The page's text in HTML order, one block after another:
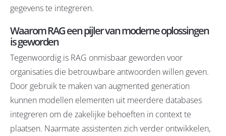
gegevens te integreren.
Waarom RAG een pijler van moderne oplossingen
is geworden
Tegenwoordig is RAG onmisbaar geworden voor
organisaties die betrouwbare antwoorden willen geven.
Door gebruik te maken van augmented generation
kunnen modellen elementen uit meerdere databases
integreren om de zakelijke behoeften in context te
plaatsen. Naarmate assistenten zich verder ontwikkelen,